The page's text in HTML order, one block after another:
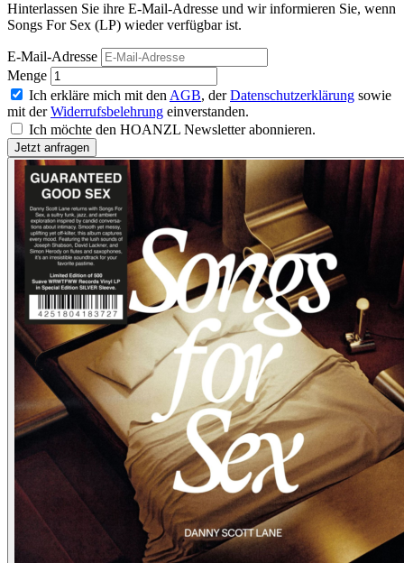
Hinterlassen Sie ihre E-Mail-Adresse und wir informieren Sie, wenn
Songs For Sex (LP) wieder verfügbar ist.
E-Mail-Adresse
Menge
Ich erkläre mich mit den AGB, derDatenschutzerklärung sowie
mit derWiderrufsbelehrung einverstanden.
Ich möchte den HOANZL Newsletter abonnieren.